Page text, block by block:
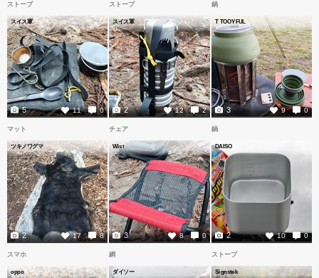
ストーブ
スイス軍
11 0
5
ストーブ
スイス軍
12 2
2
鍋
T TOOYFUL
9 0
3
マット
ツキノワグマ
17 8
2
チェア
Wist
8 0
3
鍋
DAISO
10 0
2
スマホ
oppo
網
ダイソー
ストーブ
Signstek